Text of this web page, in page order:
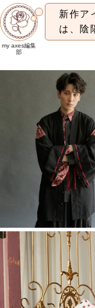
my axes編集
部
新作ア
は、陰